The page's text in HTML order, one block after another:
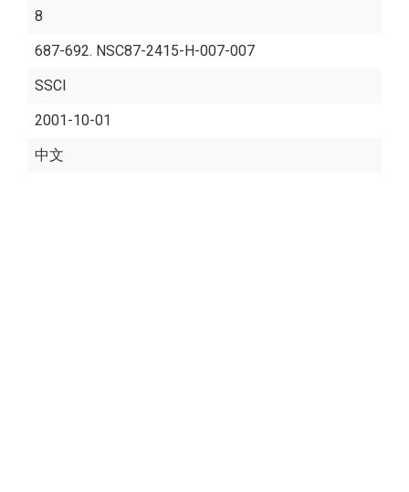
8
687-692. NSC87-2415-H-007-007
SSCI
2001-10-01
中文